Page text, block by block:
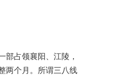
部占领襄阳、江陵，
两个月 。
所谓三八线